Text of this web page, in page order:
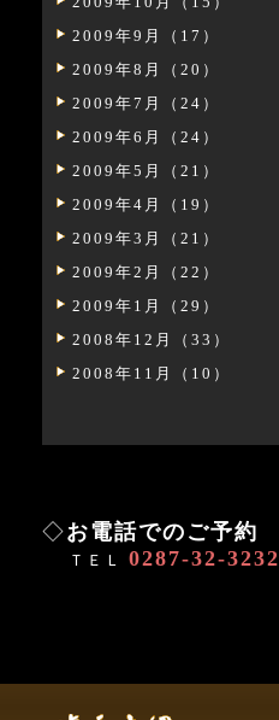
2009年9月（17）
2009年8月（20）
2009年7月（24）
2009年6月（24）
2009年5月（21）
2009年4月（19）
2009年3月（21）
2009年2月（22）
2009年1月（29）
2008年12月（33）
2008年11月（10）
◇お電話でのご予約
ＴＥＬ 0287-32-3232